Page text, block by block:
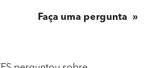
Faça uma pergunta